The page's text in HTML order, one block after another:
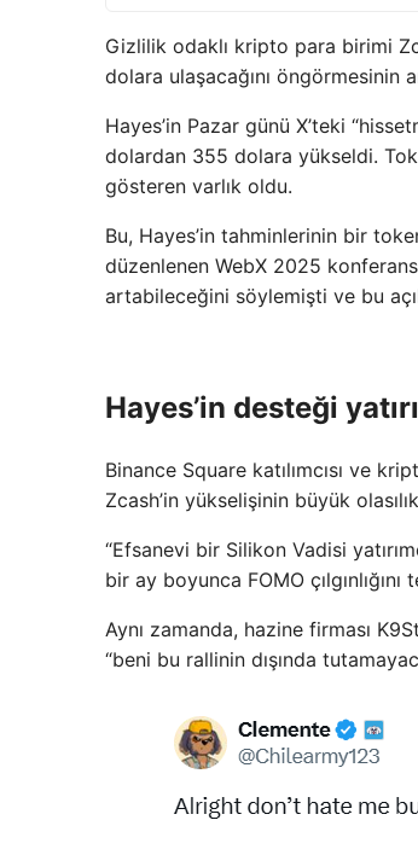
Gizlilik odaklı kripto para birimi
dolara ulaşacağını öngörmesinin
Hayes’in Pazar günü X’teki
dolardan 355 dolara yükseldi.
gösteren varlık oldu.
Bu, Hayes’in tahminlerinin bir
düzenlenen WebX 2025
artabileceğini söylemişti ve bu
Hayes’in desteği
Binance Square katılımcısı ve
Zcash’in yükselişinin büyük
“Efsanevi bir Silikon Vadisi
bir ay boyunca FOMO
Aynı zamanda, hazine firması
“beni bu rallinin dışında